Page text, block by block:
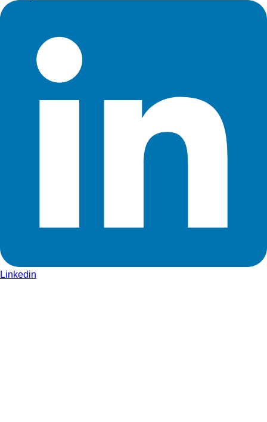
Linkedin